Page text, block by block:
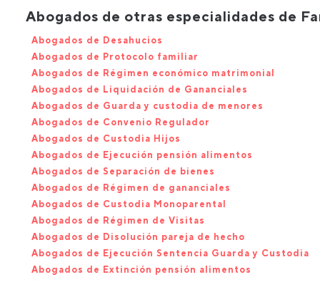
Abogados de otras especialidades de
Abogados de Desahucios
Abogados de Protocolo familiar
Abogados de Régimen económico matrimonial
Abogados de Liquidación de Gananciales
Abogados de Guarda y custodia de menores
Abogados de Convenio Regulador
Abogados de Custodia Hijos
Abogados de Ejecución pensión alimentos
Abogados de Separación de bienes
Abogados de Régimen de gananciales
Abogados de Custodia Monoparental
Abogados de Régimen de Visitas
Abogados de Disolución pareja de hecho
Abogados de Ejecución Sentencia Guarda y Custodia
Abogados de Extinción pensión alimentos